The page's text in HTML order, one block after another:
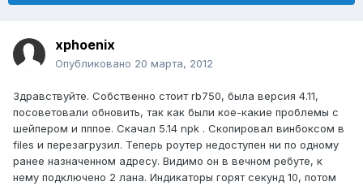
xphoenix
Опубликовано 20 марта, 2012
Здравствуйте. Собственно стоит rb750, была версия 4.11,
посоветовали обновить, так как были кое-какие проблемы с
шейпером и пппое. Скачал 5.14 npk . Скопировал винбоксом в
files и перезагрузил. Теперь роутер недоступен ни по одному
ранее назначенном адресу. Видимо он в вечном ребуте, к
нему подключено 2 лана. Индикаторы горят секунд 10, потом